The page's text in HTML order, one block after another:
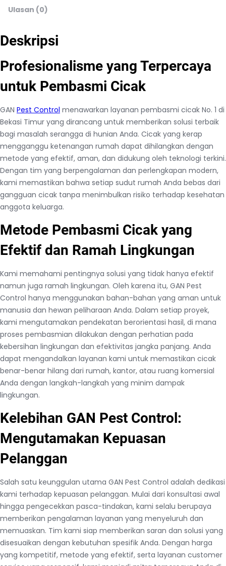
Ulasan (0)
Deskripsi
Profesionalisme yang Terpercaya
untuk Pembasmi Cicak
GAN Pest Control menawarkan layanan pembasmi cicak No. 1 di
Bekasi Timur yang dirancang untuk memberikan solusi terbaik
bagi masalah serangga di hunian Anda. Cicak yang kerap
mengganggu ketenangan rumah dapat dihilangkan dengan
metode yang efektif, aman, dan didukung oleh teknologi terkini.
Dengan tim yang berpengalaman dan perlengkapan modern,
kami memastikan bahwa setiap sudut rumah Anda bebas dari
gangguan cicak tanpa menimbulkan risiko terhadap kesehatan
anggota keluarga.
Metode Pembasmi Cicak yang
Efektif dan Ramah Lingkungan
Kami memahami pentingnya solusi yang tidak hanya efektif
namun juga ramah lingkungan. Oleh karena itu, GAN Pest
Control hanya menggunakan bahan-bahan yang aman untuk
manusia dan hewan peliharaan Anda. Dalam setiap proyek,
kami mengutamakan pendekatan berorientasi hasil, di mana
proses pembasmian dilakukan dengan perhatian pada
kebersihan lingkungan dan efektivitas jangka panjang. Anda
dapat mengandalkan layanan kami untuk memastikan cicak
benar-benar hilang dari rumah, kantor, atau ruang komersial
Anda dengan langkah-langkah yang minim dampak
lingkungan.
Kelebihan GAN Pest Control:
Mengutamakan Kepuasan
Pelanggan
Salah satu keunggulan utama GAN Pest Control adalah dedikasi
kami terhadap kepuasan pelanggan. Mulai dari konsultasi awal
hingga pengecekkan pasca-tindakan, kami selalu berupaya
memberikan pengalaman layanan yang menyeluruh dan
memuaskan. Tim kami siap memberikan saran dan solusi yang
disesuaikan dengan kebutuhan spesifik Anda. Dengan harga
yang kompetitif, metode yang efektif, serta layanan customer